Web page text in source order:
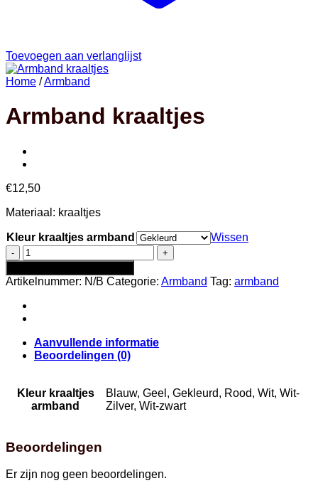
Toevoegen aan verlanglijst
Home /Armband
Armband kraaltjes
€12,50
Materiaal: kraaltjes
Kleur kraaltjes armband
Wissen
Armband
kraaltjes
aantal
Artikelnummer: N/B Categorie: Armband Tag: armband
Aanvullende informatie
Beoordelingen (0)
Kleur kraaltjes
armband
Blauw, Geel, Gekleurd, Rood, Wit, Wit-
Zilver, Wit-zwart
Beoordelingen
Er zijn nog geen beoordelingen.